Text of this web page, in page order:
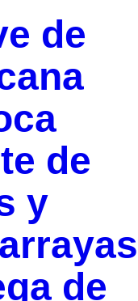
de
de
y
de